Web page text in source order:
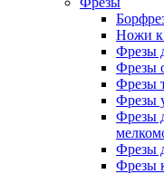
Ножи к
Фрезы
Фрезы
Фрезы
Фрезы
Фрезы
Фрезы
Фрезы